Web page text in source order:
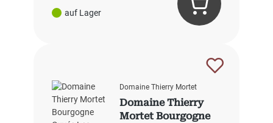
auf Lager
Domaine Thierry Mortet
Domaine Thierry
Mortet Bourgogne